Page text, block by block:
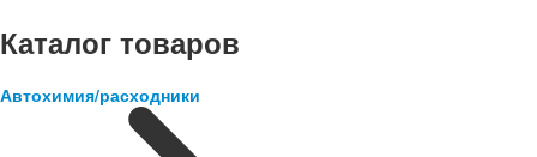
Каталог товаров
Автохимия/расходники